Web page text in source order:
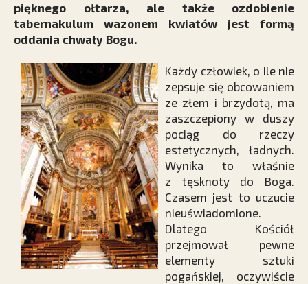
pięknego ołtarza, ale także ozdobienie
tabernakulum wazonem kwiatów jest formą
oddania chwały Bogu.
Każdy człowiek, o ile nie
zepsuje się obcowaniem
ze złem i brzydotą, ma
zaszczepiony w duszy
pociąg do rzeczy
estetycznych, ładnych.
Wynika to właśnie
z tęsknoty do Boga.
Czasem jest to uczucie
nieuświadomione.
Dlatego Kościół
przejmował pewne
elementy sztuki
pogańskiej, oczywiście